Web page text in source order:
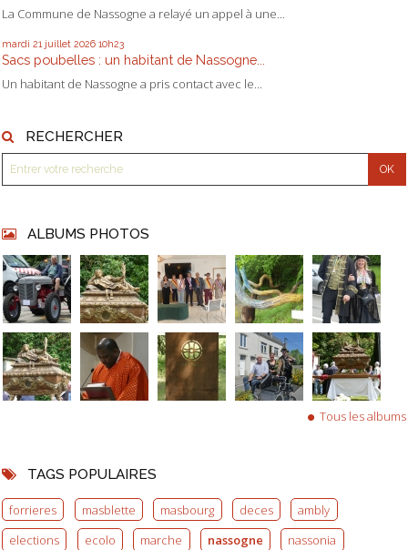
La Commune de Nassogne a relayé un appel à une...
mardi 21 juillet 2026 10h23
Sacs poubelles : un habitant de Nassogne...
Un habitant de Nassogne a pris contact avec le...
RECHERCHER
ALBUMS PHOTOS
Tous les albums
TAGS POPULAIRES
forrieres masblette masbourg deces
ambly
elections
ecolo marche nassogne nassonia